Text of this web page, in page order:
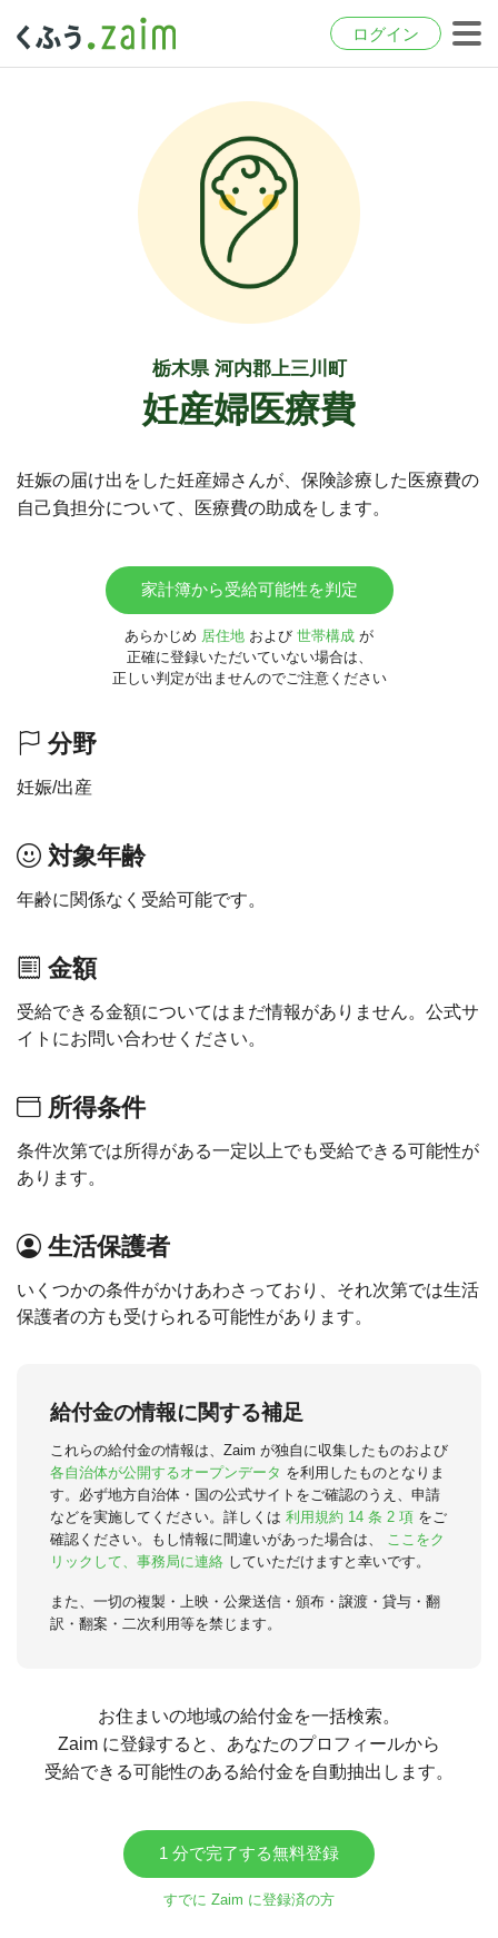
ログイン
栃木県 河内郡上三川町
妊産婦医療費
妊娠の届け出をした妊産婦さんが、保険診療した医療費の
自己負担分について、医療費の助成をします。
家計簿から受給可能性を判定
あらかじめ 居住地 および 世帯構成 が
正確に登録いただいていない場合は、
正しい判定が出ませんのでご注意ください
分野
妊娠/出産
対象年齢
年齢に関係なく受給可能です。
金額
受給できる金額についてはまだ情報がありません。公式サ
イトにお問い合わせください。
所得条件
条件次第では所得がある一定以上でも受給できる可能性が
あります。
生活保護者
いくつかの条件がかけあわさっており、それ次第では生活
保護者の方も受けられる可能性があります。
給付金の情報に関する補足
これらの給付金の情報は、Zaim が独自に収集したものおよび
各自治体が公開するオープンデータ を利用したものとなりま
す。必ず地方自治体・国の公式サイトをご確認のうえ、申請
などを実施してください。詳しくは 利用規約 14 条 2 項 をご
確認ください。もし情報に間違いがあった場合は、
ここをク
リックして、事務局に連絡 していただけますと幸いです。
また、一切の複製・上映・公衆送信・頒布・譲渡・貸与・翻
訳・翻案・二次利用等を禁じます。
お住まいの地域の給付金を一括検索。
Zaim に登録すると、あなたのプロフィールから
受給できる可能性のある給付金を自動抽出します。
1 分で完了する無料登録
すでに Zaim に登録済の方